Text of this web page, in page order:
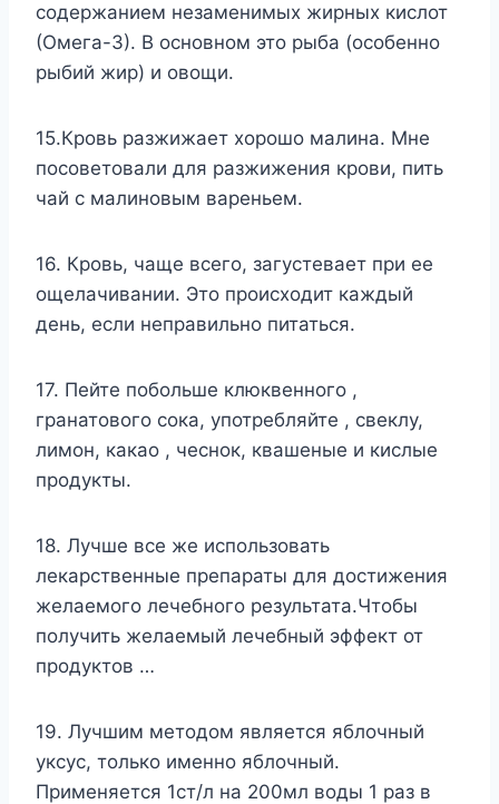
содержанием незаменимых жирных кислот
(Омега-3). В основном это рыба (особенно
рыбий жир) и овощи.
15.Кровь разжижает хорошо малина. Мне
посоветовали для разжижения крови, пить
чай с малиновым вареньем.
16. Кровь, чаще всего, загустевает при ее
ощелачивании. Это происходит каждый
день, если неправильно питаться.
17. Пейте побольше клюквенного ,
гранатового сока, употребляйте , свеклу,
лимон, какао , чеснок, квашеные и кислые
продукты.
18. Лучше все же использовать
лекарственные препараты для достижения
желаемого лечебного результата.Чтобы
получить желаемый лечебный эффект от
продуктов …
19. Лучшим методом является яблочный
уксус, только именно яблочный.
Применяется 1ст/л на 200мл воды 1 раз в